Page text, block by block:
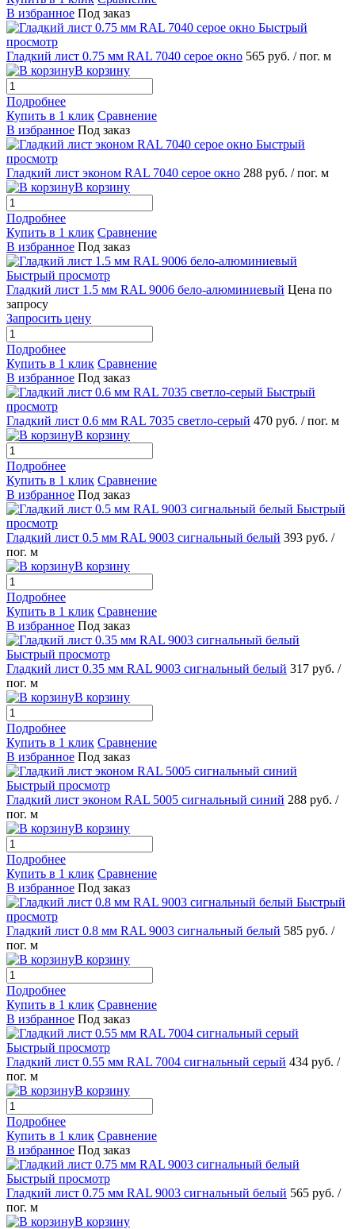
В избранное Под заказ
Быстрый
просмотр
Гладкий лист 0.75 мм RAL 7040 серое окно 565 руб. / пог. м
В корзину
Подробнее
Купить в 1 клик Сравнение
В избранное Под заказ
Быстрый
просмотр
Гладкий лист эконом RAL 7040 серое окно 288 руб. / пог. м
В корзину
Подробнее
Купить в 1 клик Сравнение
В избранное Под заказ
Быстрый просмотр
Гладкий лист 1.5 мм RAL 9006 бело-алюминиевый Цена по
запросу
Запросить цену
Подробнее
Купить в 1 клик Сравнение
В избранное Под заказ
Быстрый
просмотр
Гладкий лист 0.6 мм RAL 7035 светло-серый 470 руб. / пог. м
В корзину
Подробнее
Купить в 1 клик Сравнение
В избранное Под заказ
Быстрый
просмотр
Гладкий лист 0.5 мм RAL 9003 сигнальный белый 393 руб. /
пог. м
В корзину
Подробнее
Купить в 1 клик Сравнение
В избранное Под заказ
Быстрый просмотр
Гладкий лист 0.35 мм RAL 9003 сигнальный белый 317 руб. /
пог. м
В корзину
Подробнее
Купить в 1 клик Сравнение
В избранное Под заказ
Быстрый просмотр
Гладкий лист эконом RAL 5005 сигнальный синий 288 руб. /
пог. м
В корзину
Подробнее
Купить в 1 клик Сравнение
В избранное Под заказ
Быстрый
просмотр
Гладкий лист 0.8 мм RAL 9003 сигнальный белый 585 руб. /
пог. м
В корзину
Подробнее
Купить в 1 клик Сравнение
В избранное Под заказ
Быстрый просмотр
Гладкий лист 0.55 мм RAL 7004 сигнальный серый 434 руб. /
пог. м
В корзину
Подробнее
Купить в 1 клик Сравнение
В избранное Под заказ
Быстрый просмотр
Гладкий лист 0.75 мм RAL 9003 сигнальный белый 565 руб. /
пог. м
В корзину